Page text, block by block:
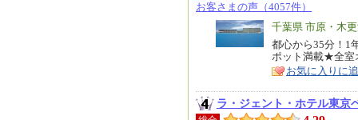
お客さまの声（4057件）
エ
リ
ア
千葉県 市原・木
特
徴
都心から35分！1
ポット満載★全室
お気に入りに
ラ・ジェント・ホテル東京